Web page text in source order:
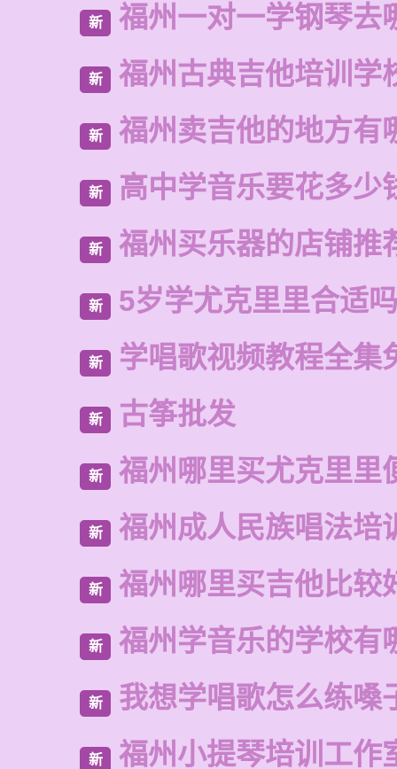
新 福州一对一学钢琴去
新 福州古典吉他培训学
新 福州卖吉他的地方有
新 高中学音乐要花多少
新 福州买乐器的店铺推
新 5岁学尤克里里合适
新 学唱歌视频教程全集
新 古筝批发
新 福州哪里买尤克里里
新 福州成人民族唱法培
新 福州哪里买吉他比较
新 福州学音乐的学校有
新 我想学唱歌怎么练嗓
新 福州小提琴培训工作